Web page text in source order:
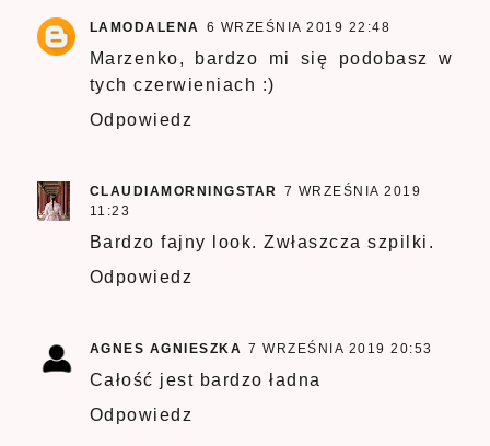
LAMODALENA 6 WRZEŚNIA 2019 22:48
Marzenko, bardzo mi się podobasz w
tych czerwieniach :)
Odpowiedz
CLAUDIAMORNINGSTAR
7 WRZEŚNIA 2019
11:23
Bardzo fajny look. Zwłaszcza szpilki.
Odpowiedz
AGNES AGNIESZKA 7 WRZEŚNIA 2019 20:53
Całość jest bardzo ładna
Odpowiedz